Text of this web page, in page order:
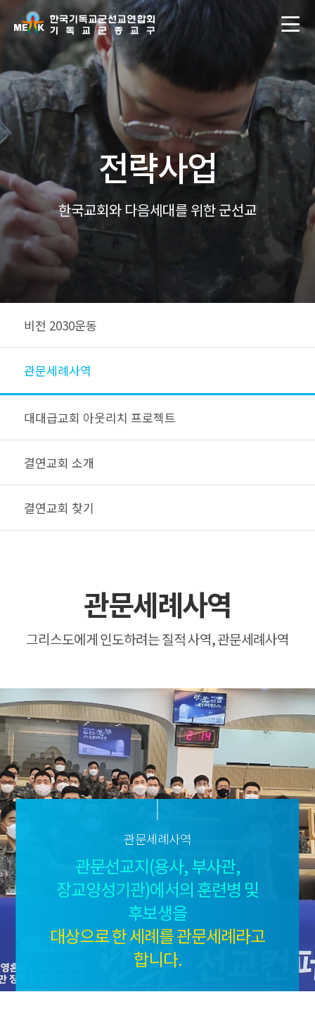
전략사업
한국교회와 다음세대를 위한 군선교
비전 2030운동
관문세례사역
대대급교회 아웃리치 프로젝트
결연교회 소개
결연교회 찾기
관문세례사역
그리스도에게 인도하려는 질적 사역, 관문세례사역
관문세례사역
관문선교지(용사, 부사관,
장교양성기관)에서의 훈련병 및
후보생을
대상으로 한 세례를 관문세례라고
합니다.